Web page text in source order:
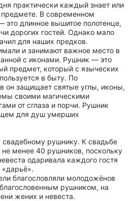
практически каждый знает или
В современном
это длинное вышитое полотенце,
дорогих гостей. Однако мало
для наших предков.
и занимают важное место в
с иконами. Рушник — это
предмет, который с языческих
в быту. По
он защищает святые углы, иконы,
своими магическими
от сглаза и порчи. Рушник
для душ умерших
свадебному рушнику. К свадьбе
не менее 40 рушников, поскольку
одаривала каждого гостя
благословляли молодожёнов
рушником, на
жених и невеста.